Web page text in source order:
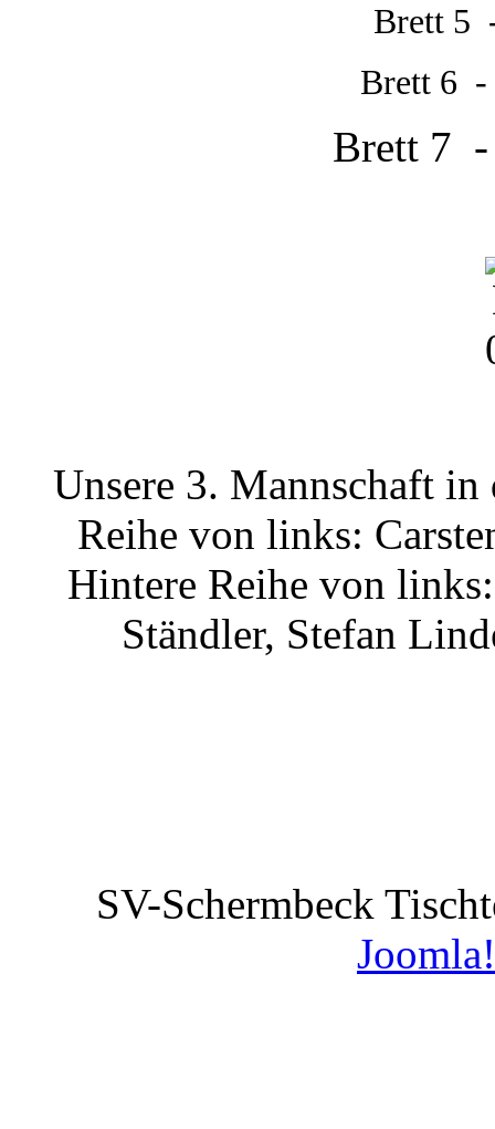
Brett 5
Brett 6 -
Brett 7 -
Unsere 3. Mannschaft
Reihe von links:
Hintere Reihe von
Ständler, Stefan
SV-Schermbeck
Joomla!